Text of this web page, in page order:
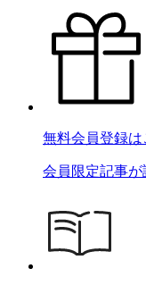
無料会員登録は
会員限定記事